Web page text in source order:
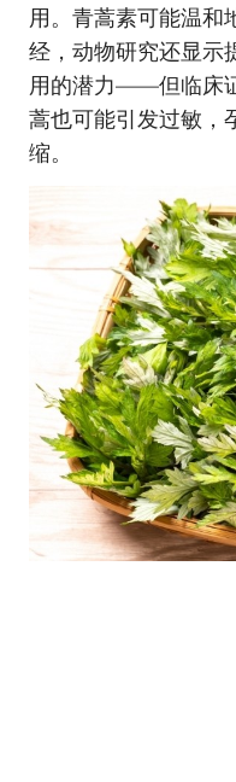
用。青蒿素可能温和
经，动物研究还显示
用的潜力——但临床
蒿也可能引发过敏，
缩。